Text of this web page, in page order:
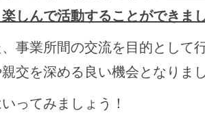
しんで活動することができま
、事業所間の交流を目的として
親交を深める良い機会となりま
ってみましょう！